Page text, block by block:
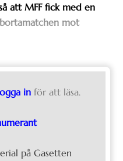
att MFF fick med en
mot
in för att läsa.
på Gasetten